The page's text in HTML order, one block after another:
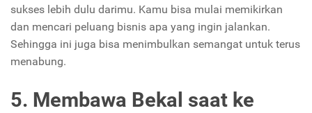
sukses lebih dulu darimu. Kamu bisa mulai memikirkan
dan mencari peluang bisnis apa yang ingin jalankan.
Sehingga ini juga bisa menimbulkan semangat untuk terus
menabung.
5. Membawa Bekal saat ke